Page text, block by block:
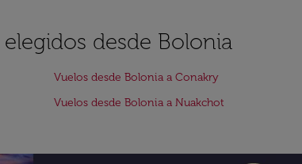
desde Bolonia
Vuelos desde Bolonia a Conakry
Vuelos desde Bolonia a Nuakchot